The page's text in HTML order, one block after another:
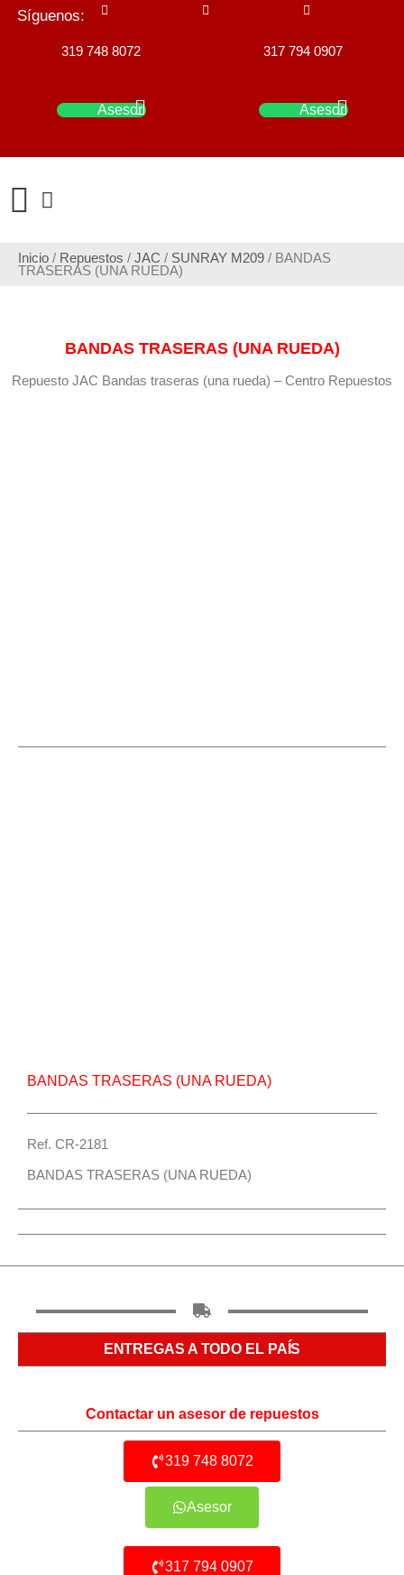
Síguenos:
319 748 8072
Asesor
317 794 0907
Asesor
Inicio / Repuestos / JAC / SUNRAY M209 / BANDAS
TRASERAS (UNA RUEDA)
BANDAS TRASERAS (UNA RUEDA)
Repuesto JAC Bandas traseras (una rueda) – Centro Repuestos
BANDAS TRASERAS (UNA RUEDA)
Ref. CR-2181
BANDAS TRASERAS (UNA RUEDA)
ENTREGAS A TODO EL PAÍS
Contactar un asesor de repuestos
319 748 8072
Asesor
317 794 0907